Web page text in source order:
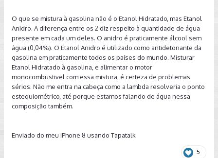
O que se mistura à gasolina não é o Etanol Hidratado, mas Etanol
Anidro. A diferença entre os 2 diz respeito à quantidade de água
presente em cada um deles. O anidro é praticamente álcool sem
água (0,04%). O Etanol Anidro é utilizado como antidetonante da
gasolina em praticamente todos os países do mundo. Misturar
Etanol Hidratado à gasolina, e alimentar o motor
monocombustivel com essa mistura, é certeza de problemas
sérios. Não me entra na cabeça como a lambda resolveria o ponto
estequiométrico, até porque estamos falando de água nessa
composição também.
Enviado do meu iPhone 8 usando Tapatalk
5